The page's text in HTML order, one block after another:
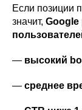
Если позиции
значит, Google
— высокий
— среднее